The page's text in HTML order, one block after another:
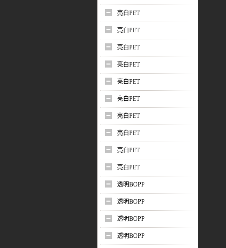
亮白PET
亮白PET
亮白PET
亮白PET
亮白PET
亮白PET
亮白PET
亮白PET
亮白PET
亮白PET
透明BOPP
透明BOPP
透明BOPP
透明BOPP